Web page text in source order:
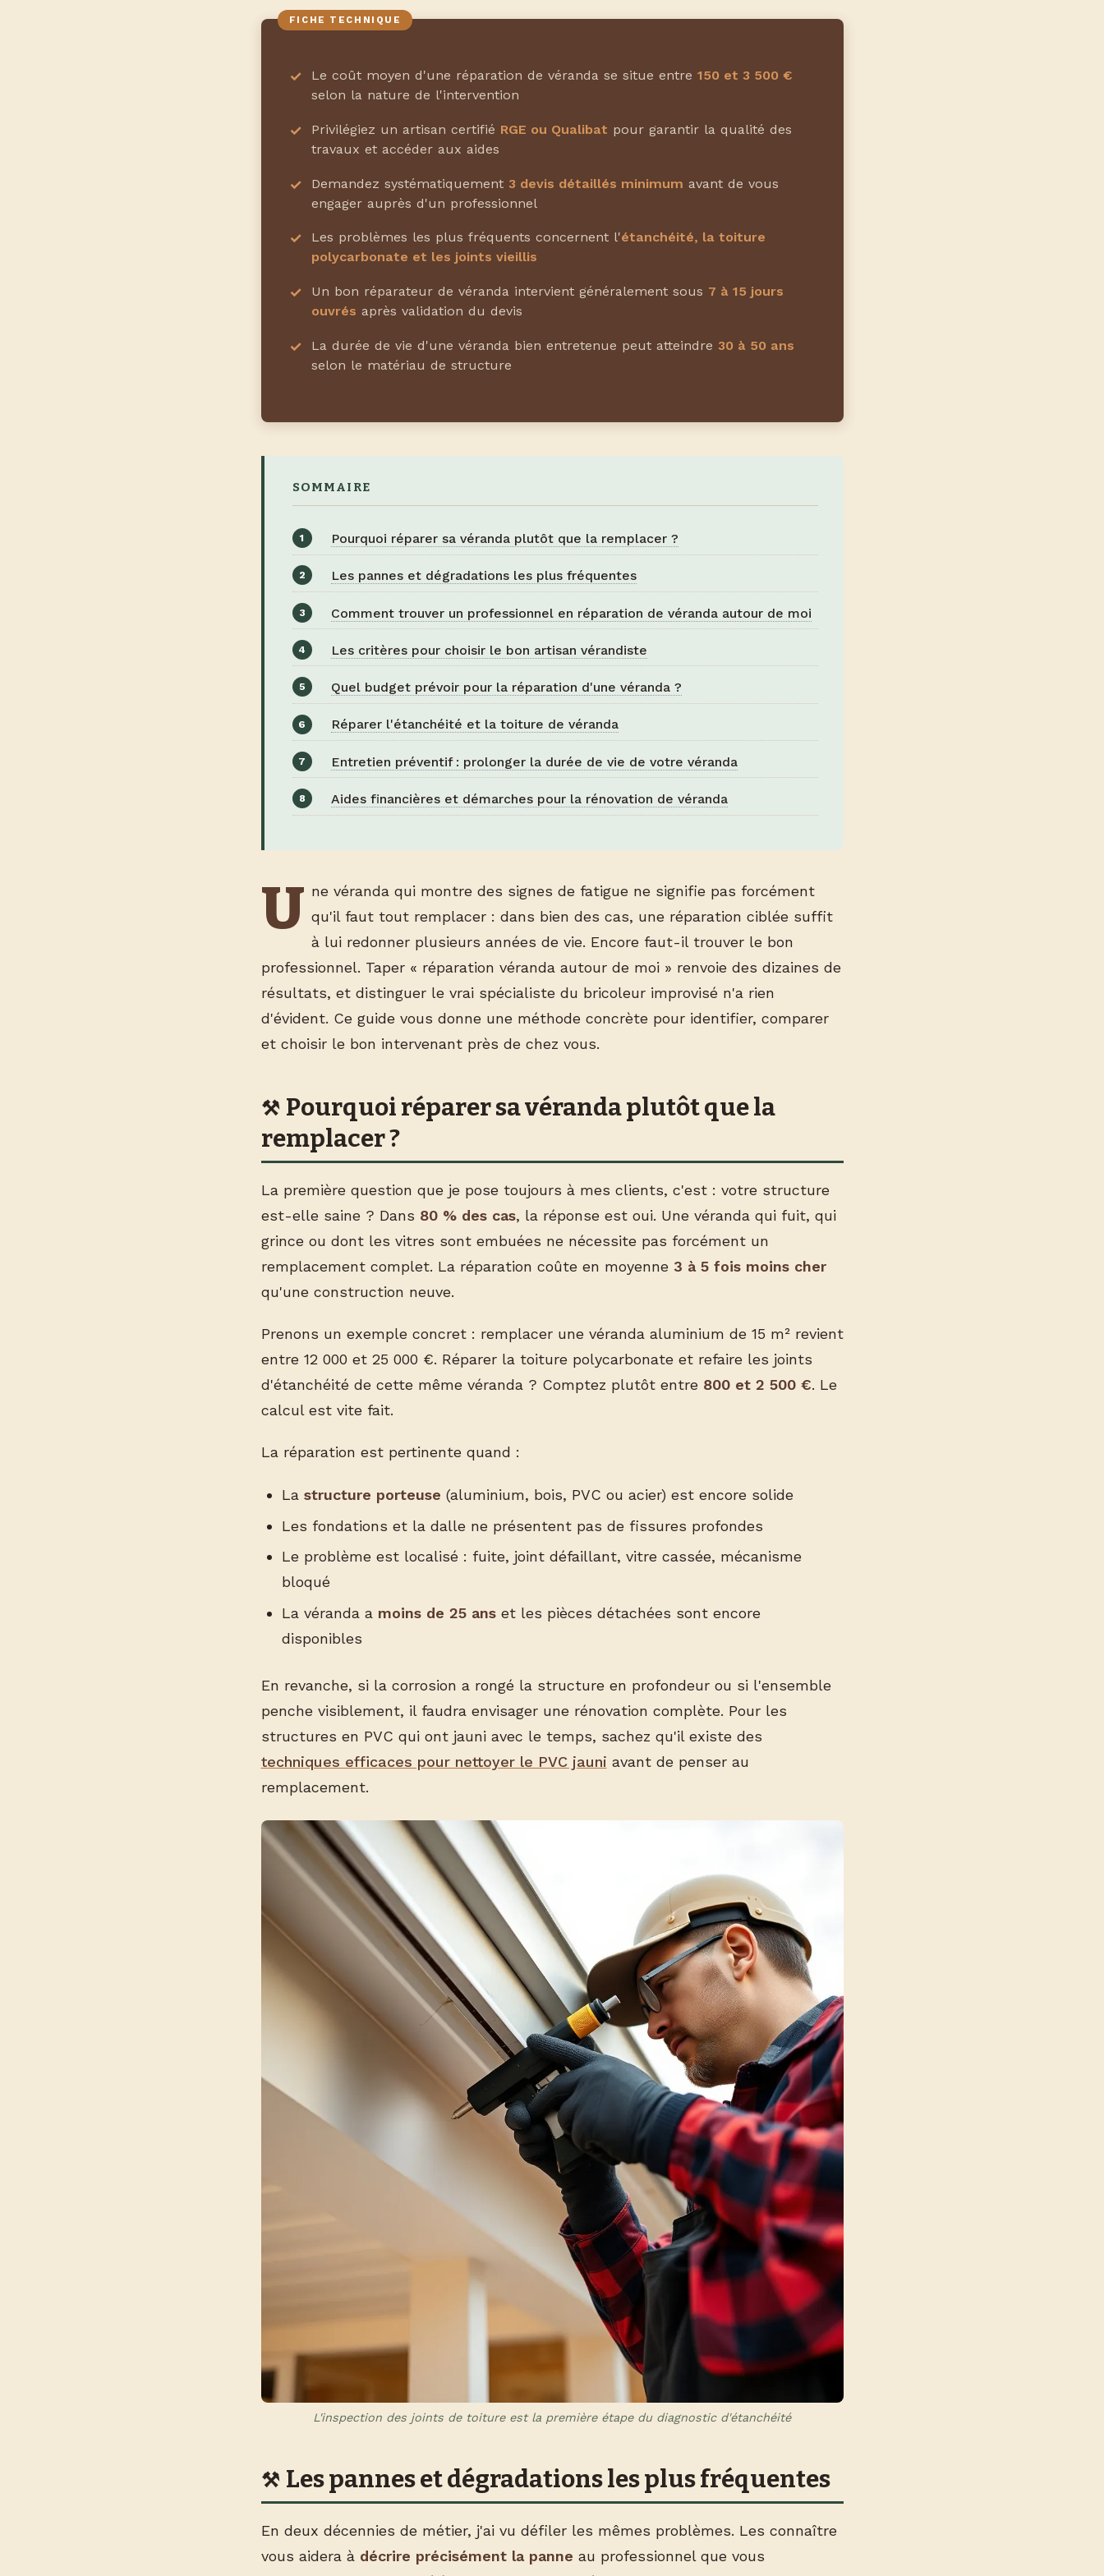
Le coût moyen d'une réparation de véranda se situe entre 150 et 3 500 €
selon la nature de l'intervention
Privilégiez un artisan certifié RGE ou Qualibat pour garantir la qualité des
travaux et accéder aux aides
Demandez systématiquement 3 devis détaillés minimum avant de vous
engager auprès d'un professionnel
Les problèmes les plus fréquents concernent l'étanchéité, la toiture
polycarbonate et les joints vieillis
Un bon réparateur de véranda intervient généralement sous 7 à 15 jours
ouvrés après validation du devis
La durée de vie d'une véranda bien entretenue peut atteindre 30 à 50 ans
selon le matériau de structure
SOMMAIRE
Pourquoi réparer sa véranda plutôt que la remplacer ?
Les pannes et dégradations les plus fréquentes
Comment trouver un professionnel en réparation de véranda autour de moi
Les critères pour choisir le bon artisan vérandiste
Quel budget prévoir pour la réparation d'une véranda ?
Réparer l'étanchéité et la toiture de véranda
Entretien préventif : prolonger la durée de vie de votre véranda
Aides financières et démarches pour la rénovation de véranda
U ne véranda qui montre des signes de fatigue ne signifie pas forcément
qu'il faut tout remplacer : dans bien des cas, une réparation ciblée suffit
à lui redonner plusieurs années de vie. Encore faut-il trouver le bon
professionnel. Taper « réparation véranda autour de moi » renvoie des dizaines de
résultats, et distinguer le vrai spécialiste du bricoleur improvisé n'a rien
d'évident. Ce guide vous donne une méthode concrète pour identifier, comparer
et choisir le bon intervenant près de chez vous.
Pourquoi réparer sa véranda plutôt que la
remplacer ?
La première question que je pose toujours à mes clients, c'est : votre structure
est-elle saine ? Dans 80 % des cas, la réponse est oui. Une véranda qui fuit, qui
grince ou dont les vitres sont embuées ne nécessite pas forcément un
remplacement complet. La réparation coûte en moyenne 3 à 5 fois moins cher
qu'une construction neuve.
Prenons un exemple concret : remplacer une véranda aluminium de 15 m² revient
entre 12 000 et 25 000 €. Réparer la toiture polycarbonate et refaire les joints
d'étanchéité de cette même véranda ? Comptez plutôt entre 800 et 2 500 €. Le
calcul est vite fait.
La réparation est pertinente quand :
La structure porteuse (aluminium, bois, PVC ou acier) est encore solide
Les fondations et la dalle ne présentent pas de fissures profondes
Le problème est localisé : fuite, joint défaillant, vitre cassée, mécanisme
bloqué
La véranda a moins de 25 ans et les pièces détachées sont encore
disponibles
En revanche, si la corrosion a rongé la structure en profondeur ou si l'ensemble
penche visiblement, il faudra envisager une rénovation complète. Pour les
structures en PVC qui ont jauni avec le temps, sachez qu'il existe des
techniques efficaces pour nettoyer le PVC jauni avant de penser au
remplacement.
L'inspection des joints de toiture est la première étape du diagnostic d'étanchéité
Les pannes et dégradations les plus fréquentes
En deux décennies de métier, j'ai vu défiler les mêmes problèmes. Les connaître
vous aidera à décrire précisément la panne au professionnel que vous